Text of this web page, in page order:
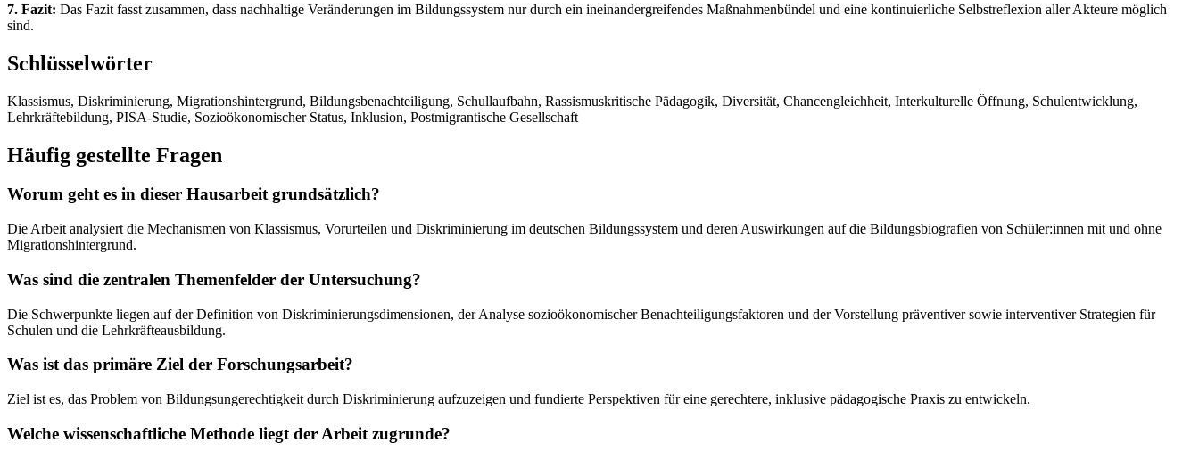
7. Fazit: Das Fazit fasst zusammen, dass nachhaltige Veränderungen im Bildungssystem nur durch ein ineinandergreifendes Maßnahmenbündel und eine kontinuierliche Selbstreflexion aller Akteure möglich
sind.
Schlüsselwörter
Klassismus, Diskriminierung, Migrationshintergrund, Bildungsbenachteiligung, Schullaufbahn, Rassismuskritische Pädagogik, Diversität, Chancengleichheit, Interkulturelle Öffnung, Schulentwicklung,
Lehrkräftebildung, PISA-Studie, Sozioökonomischer Status, Inklusion, Postmigrantische Gesellschaft
Häufig gestellte Fragen
Worum geht es in dieser Hausarbeit grundsätzlich?
Die Arbeit analysiert die Mechanismen von Klassismus, Vorurteilen und Diskriminierung im deutschen Bildungssystem und deren Auswirkungen auf die Bildungsbiografien von Schüler:innen mit und ohne
Migrationshintergrund.
Was sind die zentralen Themenfelder der Untersuchung?
Die Schwerpunkte liegen auf der Definition von Diskriminierungsdimensionen, der Analyse sozioökonomischer Benachteiligungsfaktoren und der Vorstellung präventiver sowie interventiver Strategien für
Schulen und die Lehrkräfteausbildung.
Was ist das primäre Ziel der Forschungsarbeit?
Ziel ist es, das Problem von Bildungsungerechtigkeit durch Diskriminierung aufzuzeigen und fundierte Perspektiven für eine gerechtere, inklusive pädagogische Praxis zu entwickeln.
Welche wissenschaftliche Methode liegt der Arbeit zugrunde?